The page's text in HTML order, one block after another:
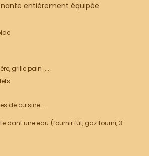
entièrement équipée
grille pain ....
de cuisine ...
dant une eau (fournir fût, gaz fourni, 3